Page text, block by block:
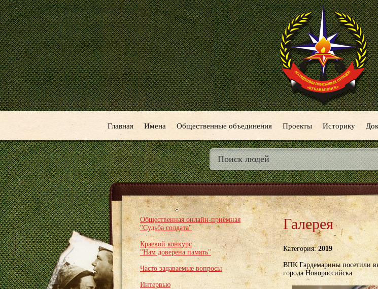
Главная Имена Общественные объединения Проекты Историку
Общественная онлайн-приёмная
"Судьба солдата"
Краевой конкурс
"Нам доверена память"
Часто задаваемые вопросы
Интервью
Галерея
Категория:2019
ВПК Гардемарины посетили
города Новороссийска